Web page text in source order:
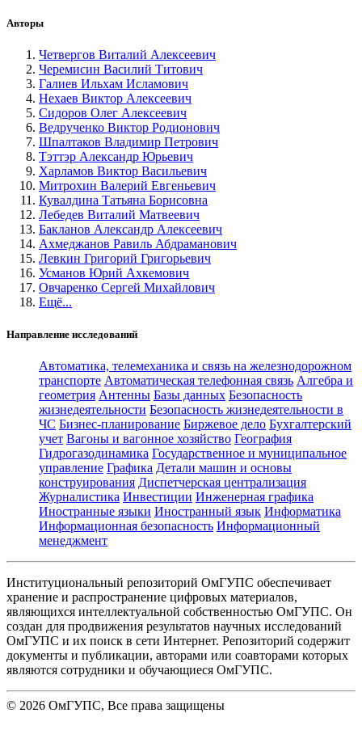
Авторы
Четвергов Виталий Алексеевич
Черемисин Василий Титович
Галиев Ильхам Исламович
Нехаев Виктор Алексеевич
Сидоров Олег Алексеевич
Ведрученко Виктор Родионович
Шпалтаков Владимир Петрович
Тэттэр Александр Юрьевич
Харламов Виктор Васильевич
Митрохин Валерий Евгеньевич
Кувалдина Татьяна Борисовна
Лебедев Виталий Матвеевич
Бакланов Александр Алексеевич
Ахмеджанов Равиль Абдраманович
Левкин Григорий Григорьевич
Усманов Юрий Ахкемович
Овчаренко Сергей Михайлович
Ещё...
Направление исследований
Автоматика, телемеханика и связь на железнодорожном
транспорте Автоматическая телефонная связь Алгебра и
геометрия Антенны Базы данных Безопасность
жизнедеятельности Безопасность жизнедеятельности в
ЧС Бизнес-планирование Биржевое дело Бухгалтерский
учет Вагоны и вагонное хозяйство География
Гидрогазодинамика Государственное и муниципальное
управление Графика Детали машин и основы
конструирования Диспетчерская централизация
Журналистика Инвестиции Инженерная графика
Иностранные языки Иностранный язык Информатика
Информационная безопасность Информационный
менеджмент
Институциональный репозиторий ОмГУПС обеспечивает
хранение и распространение цифровых материалов,
являющихся интеллектуальной собственностью ОмГУПС. Он
создан для продвижения результатов научных исследований
ОмГУПС и их поиск в сети Интернет. Репозиторий содержит
документы и публикации, авторами или соавторами которых
являются сотрудники и обучающиеся ОмГУПС.
© 2026 ОмГУПС, Все права защищены